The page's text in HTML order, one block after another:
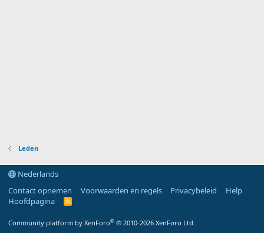
Leden
Nederlands
Contact opnemen
Voorwaarden en regels Privacybeleid
Help
Hoofdpagina
R
Community platform by XenForo® © 2010-2026 XenForo Ltd.